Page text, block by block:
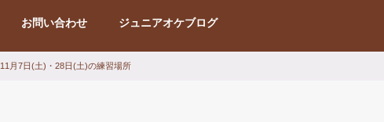
お問い合わせ ジュニアオケブログ
11月7日(土)・28日(土)の練習場所